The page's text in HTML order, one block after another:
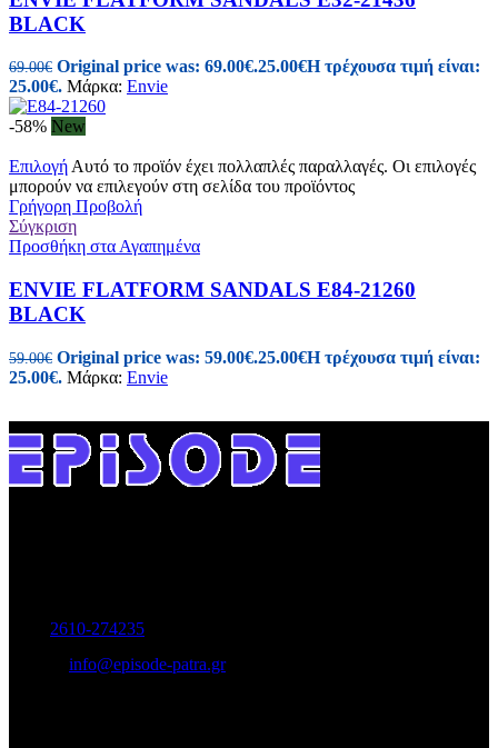
BLACK
69.00€ Original price was: 69.00€.25.00€Η τρέχουσα τιμή είναι:
25.00€. Μάρκα: Envie
-58% New
Επιλογή Αυτό το προϊόν έχει πολλαπλές παραλλαγές. Οι επιλογές
μπορούν να επιλεγούν στη σελίδα του προϊόντος
Γρήγορη Προβολή
Σύγκριση
Προσθήκη στα Αγαπημένα
ENVIE FLATFORM SANDALS E84-21260
BLACK
59.00€ Original price was: 59.00€.25.00€Η τρέχουσα τιμή είναι:
25.00€. Μάρκα: Envie
2610-274235
info@episode-patra.gr